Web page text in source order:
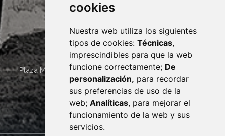
cookies
Nuestra web utiliza los siguientes
tipos de cookies: Técnicas,
imprescindibles para que la web
funcione correctamente; De
personalización, para recordar
sus preferencias de uso de la
web; Analíticas, para mejorar el
funcionamiento de la web y sus
servicios.
Plaza Mayor 4 22400 MONZÓN - ARAGÓN (ESPAÑA)
· (34) 974 400 700 ·
sac@monzon.es
monzon.es